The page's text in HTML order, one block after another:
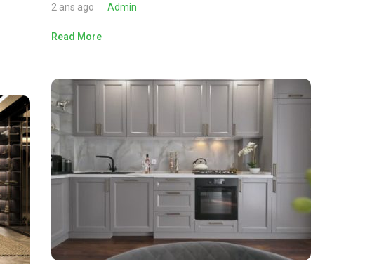
2 ans ago Admin
Read More